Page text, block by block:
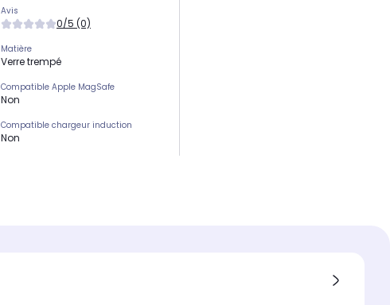
Avis
0/5 (0)
Matière
Verre trempé
Compatible Apple MagSafe
Non
Compatible chargeur induction
Non